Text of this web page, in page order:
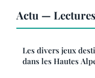
Actu —
Les divers jeux
dans les Hautes